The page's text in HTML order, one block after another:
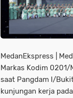
MedanEkspress |
Markas Kodim 0201/
saat Pangdam I/
kunjungan kerja